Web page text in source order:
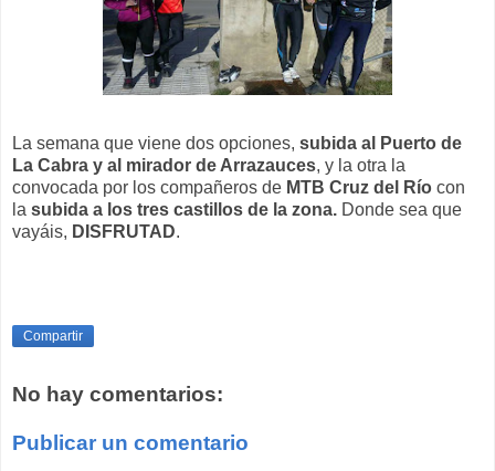
La semana que viene dos opciones, subida al Puerto de
La Cabra y al mirador de Arrazauces, y la otra la
convocada por los compañeros de MTB Cruz del Río con
la subida a los tres castillos de la zona. Donde sea que
vayáis, DISFRUTAD.
Compartir
No hay comentarios:
Publicar un comentario